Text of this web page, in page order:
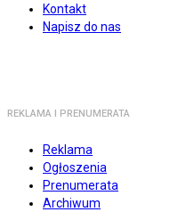
Kontakt
Napisz do nas
REKLAMA I PRENUMERATA
Reklama
Ogłoszenia
Prenumerata
Archiwum